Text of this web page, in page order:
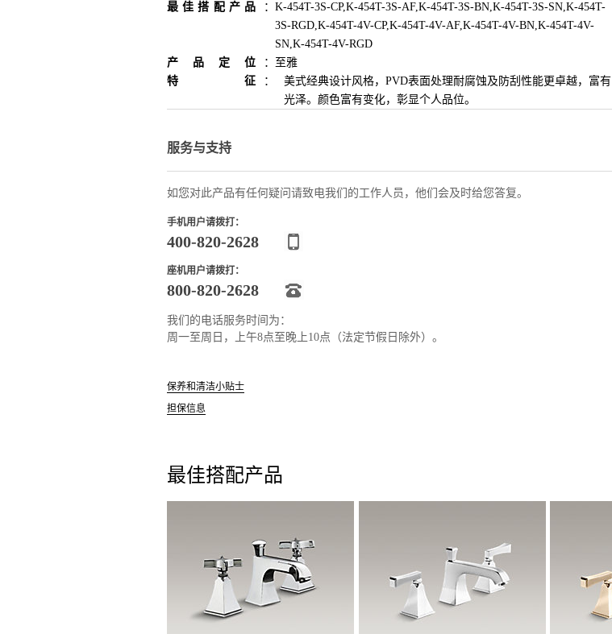
最佳搭配产品
： K-454T-3S-CP,K-454T-3S-AF,K-454T-3S-BN,K-454T-3S-SN,K-454T-
3S-RGD,K-454T-4V-CP,K-454T-4V-AF,K-454T-4V-BN,K-454T-4V-
SN,K-454T-4V-RGD
产品定位
： 至雅
特征
：
美式经典设计风格，PVD表面处理耐腐蚀及防刮性能更卓越，富有
光泽。颜色富有变化，彰显个人品位。
服务与支持
如您对此产品有任何疑问请致电我们的工作人员，他们会及时给您答复。
手机用户请拨打：
400-820-2628
座机用户请拨打：
800-820-2628
我们的电话服务时间为：
周一至周日，上午8点至晚上10点（法定节假日除外）。
保养和清洁小贴士
担保信息
最佳搭配产品